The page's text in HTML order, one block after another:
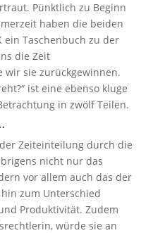
Pünktlich zu Beginn
haben die beiden
ein Taschenbuch zu der
die Zeit
wir sie zurückgewinnen.
ist eine ebenso kluge
in zwölf Teilen.
Zeiteinteilung durch die
nicht nur das
vor allem auch das der
zum Unterschied
Produktivität. Zudem
würde sie an